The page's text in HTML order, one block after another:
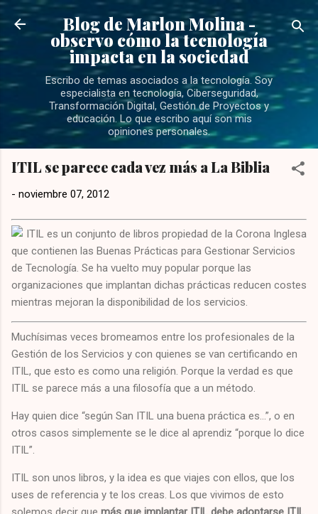
Ir al contenido principal
Blog de Marlon Molina -
observo cómo la tecnología
impacta en la sociedad
Escribo de temas asociados a la tecnología. Soy
especialista en tecnología, Ciberseguridad,
Transformación Digital, Gestión de Proyectos y
educación. Lo que escribo aquí son mis
opiniones personales.
ITIL se parece cada vez más a La Biblia
- noviembre 07, 2012
ITIL es un conjunto de libros propiedad de la Corona Inglesa
que contienen las Buenas Prácticas para Gestionar Servicios
de Tecnología. Se ha vuelto muy popular porque las
organizaciones que implantan dichas prácticas reducen costes
mientras mejoran la disponibilidad de los servicios.
Muchísimas veces bromeamos entre los profesionales de la
Gestión de los Servicios y con quienes se van certificando en
ITIL, que esto es como una religión. Porque la verdad es que
ITIL se parece más a una filosofía que a un método.
Hay quien dice “según San ITIL una buena práctica es…”, o en
otros casos simplemente se le dice al aprendiz “porque lo dice
ITIL”.
ITIL son unos libros, y la idea es que viajes con ellos, que los
uses de referencia y te los creas. Los que vivimos de esto